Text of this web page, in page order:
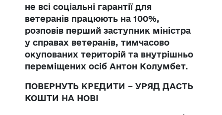
не всі соціальні гарантії для
ветеранів працюють на 100%,
розповів перший заступник міністра
у справах ветеранів, тимчасово
окупованих територій та внутрішньо
переміщених осіб Антон Колумбет.
ПОВЕРНУТЬ КРЕДИТИ – УРЯД ДАСТЬ
КОШТИ НА НОВІ